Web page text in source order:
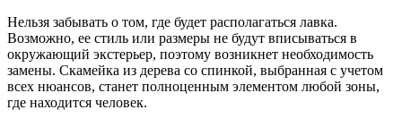
Нельзя забывать о том, где будет располагаться лавка.
Возможно, ее стиль или размеры не будут вписываться в
окружающий экстерьер, поэтому возникнет необходимость
замены. Скамейка из дерева со спинкой, выбранная с учетом
всех нюансов, станет полноценным элементом любой зоны,
где находится человек.